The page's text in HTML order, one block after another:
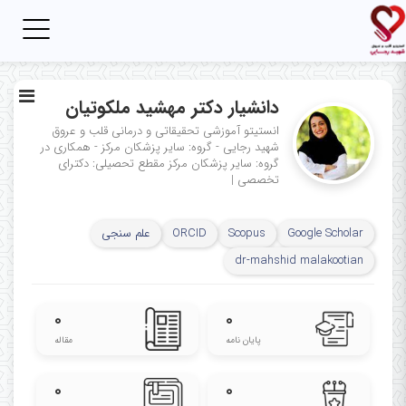
دانشیار دکتر مهشید ملکوتیان
انستیتو آموزشی تحقیقاتی و درمانی قلب و عروق
شهید رجایی - گروه: سایر پزشکان مرکز - همکاری در
گروه: سایر پزشکان مرکز مقطع تحصیلی: دکترای
تخصصی |
Google Scholar
Scopus
ORCID
علم سنجی
dr-mahshid malakootian
۰
پایان نامه
۰
مقاله
۰ ۰